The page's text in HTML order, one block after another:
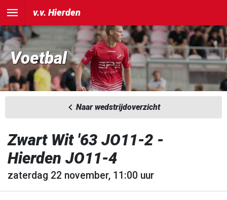
v.v. Hierden
Voetbal
Naar wedstrijdoverzicht
Zwart Wit '63 JO11-2 -
Hierden JO11-4
zaterdag 22 november, 11:00 uur